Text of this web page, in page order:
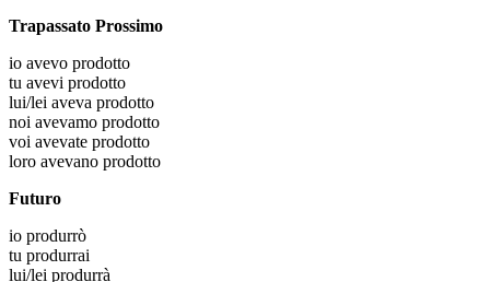
Trapassato Prossimo
io avevo prodotto
tu avevi prodotto
lui/lei aveva prodotto
noi avevamo prodotto
voi avevate prodotto
loro avevano prodotto
Futuro
io produrrò
tu produrrai
lui/lei produrrà